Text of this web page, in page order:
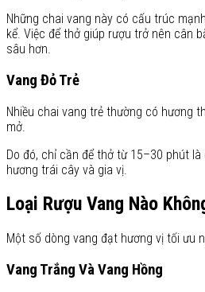
Những chai vang này có cấu trúc
kể. Việc để thở giúp rượu trở nên cân
sâu hơn.
Vang Đỏ Trẻ
Nhiều chai vang trẻ thường có hương
mở.
Do đó, chỉ cần để thở từ 15–30 phút
hương trái cây và gia vị.
Loại Rượu Vang Nào
Một số dòng vang đạt hương vị tối ưu
Vang Trắng Và Vang Hồng